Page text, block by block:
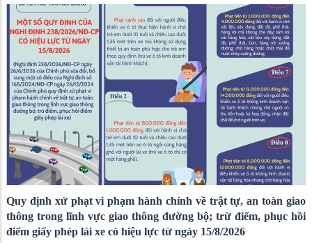
Quy định xử phạt vi phạm hành chính về trật tự, an toàn giao
thông trong lĩnh vực giao thông đường bộ; trừ điểm, phục hồi
điểm giấy phép lái xe có hiệu lực từ ngày 15/8/2026